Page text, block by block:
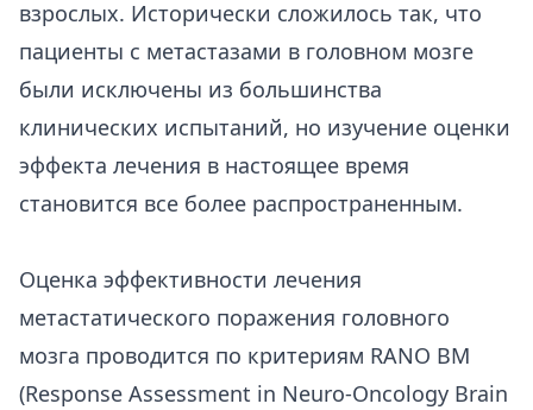
взрослых. Исторически сложилось так, что
пациенты с метастазами в головном мозге
были исключены из большинства
клинических испытаний, но изучение оценки
эффекта лечения в настоящее время
становится все более распространенным.
Оценка эффективности лечения
метастатического поражения головного
мозга проводится по критериям RANO BM
(Response Assessment in Neuro-Oncology Brain